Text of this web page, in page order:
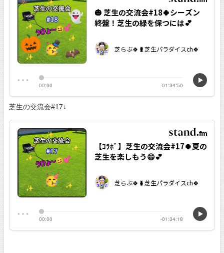
芝生の交流会#17↓